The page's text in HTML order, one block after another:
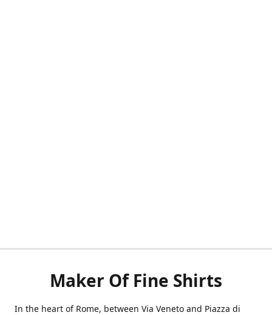
Maker Of Fine Shirts
In the heart of Rome, between Via Veneto and Piazza di